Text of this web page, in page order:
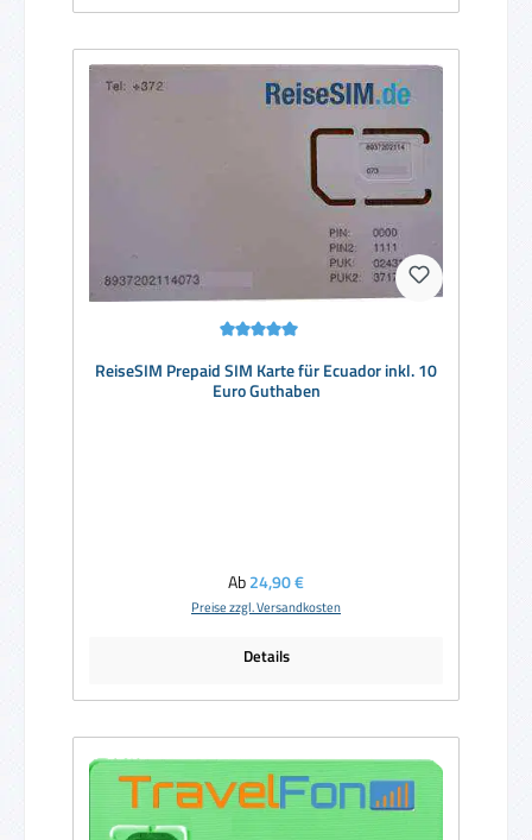
ReiseSIM Prepaid SIM Karte für Ecuador inkl. 10
Euro Guthaben
Regulärer Preis:
Ab24,90 €
Preise zzgl. Versandkosten
Details